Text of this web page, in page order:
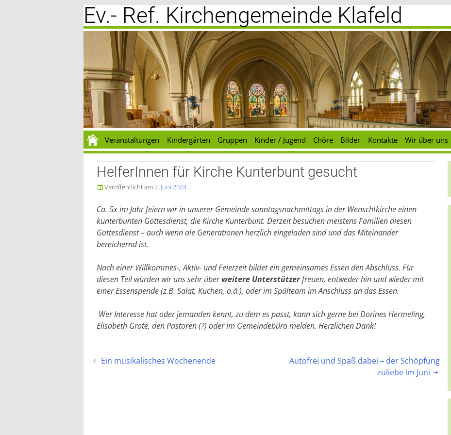
Zum
Inhalt
springen
Ev.- Ref. Kirchengemeinde Klafeld
Veranstaltungen Kindergärten Gruppen Kinder / Jugend Chöre Bilder Kontakte Wir über uns
HelferInnen für Kirche Kunterbunt gesucht
Veröffentlicht am2. Juni 2024
Ca. 5x im Jahr feiern wir in unserer Gemeinde sonntagsnachmittags in der Wenschtkirche einen
kunterbunten Gottesdienst, die Kirche Kunterbunt. Derzeit besuchen meistens Familien diesen
Gottesdienst – auch wenn ale Generationen herzlich eingeladen sind und das Miteinander
bereichernd ist.
Nach einer Willkommes-, Aktiv- und Feierzeit bildet ein gemeinsames Essen den Abschluss. Für
diesen Teil würden wir uns sehr überweitere Unterstützerfreuen, entweder hin und wieder mit
einer Essenspende (z.B. Salat, Kuchen, o.ä.), oder im Spülteam im Anschluss an das Essen.
Wer Interesse hat oder jemanden kennt, zu dem es passt, kann sich gerne bei Dorines Hermeling,
Elisabeth Grote, den Pastoren (?) oder im Gemeindebüro melden. Herzlichen Dank!
Beitragsnavigation
 Ein musikalisches Wochenende
Autofrei und Spaß dabei – der Schöpfung
zuliebe im Juni 